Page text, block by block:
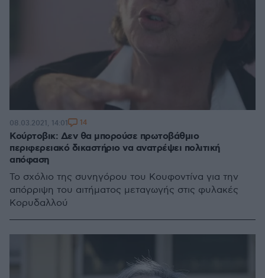
Κούρτοβικ: Δεν θα μπορούσε πρωτοβάθμιο
περιφερειακό δικαστήριο να ανατρέψει πολιτική
απόφαση
Το σχόλιο της συνηγόρου του Κουφοντίνα για την
απόρριψη του αιτήματος μεταγωγής στις φυλακές
Κορυδαλλού
08.03.2021, 14:01 14